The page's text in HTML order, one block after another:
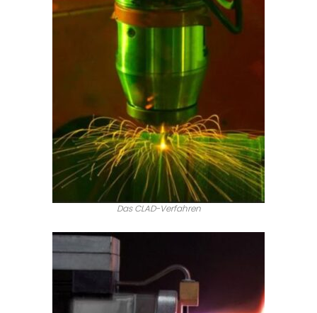
Das CLAD-Verfahren